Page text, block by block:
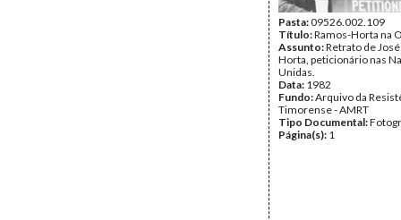
Pasta:09526.002.109
Título:Ramos-Horta na
Assunto:Retrato de
Horta, peticionário nas
Unidas.
Data: 1982
Fundo:Arquivo da
Timorense - AMRT
Tipo Documental:
Página(s): 1